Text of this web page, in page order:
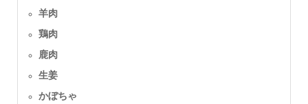
羊肉
鶏肉
鹿肉
生姜
かぼちゃ